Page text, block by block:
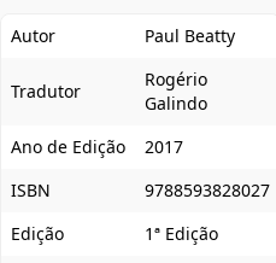
Autor Paul Beatty
Tradutor
Rogério
Galindo
Ano de Edição
2017
ISBN
9788593828027
Edição
1ª Edição